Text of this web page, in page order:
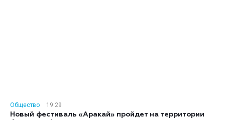
Общество
19:29
Новый фестиваль «Аракай» пройдет на территории